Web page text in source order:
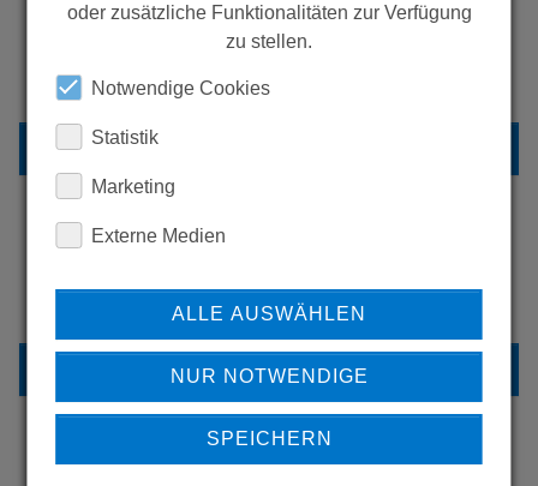
WOLLEN SIE MEHR
PRODUKTE SEHEN?
ZURÜCK ZUR ÜBERSICHT
UNSERE REFERENZEN
REFERENZEN
oder zusätzliche Funktionalitäten zur Verfügung
zu stellen.
Notwendige Cookies
Statistik
Marketing
Externe Medien
ALLE AUSWÄHLEN
NUR NOTWENDIGE
SPEICHERN